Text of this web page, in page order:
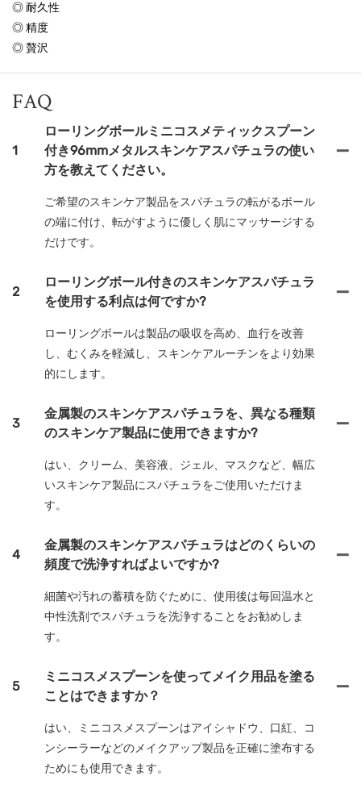
◎ 耐久性
◎ 精度
◎ 贅沢
FAQ
1
ローリングボールミニコスメティックスプーン
付き96mmメタルスキンケアスパチュラの使い
方を教えてください。
ご希望のスキンケア製品をスパチュラの転がるボール
の端に付け、転がすように優しく肌にマッサージする
だけです。
2
ローリングボール付きのスキンケアスパチュラ
を使用する利点は何ですか?
ローリングボールは製品の吸収を高め、血行を改善
し、むくみを軽減し、スキンケアルーチンをより効果
的にします。
3
金属製のスキンケアスパチュラを、異なる種類
のスキンケア製品に使用できますか?
はい、クリーム、美容液、ジェル、マスクなど、幅広
いスキンケア製品にスパチュラをご使用いただけま
す。
4
金属製のスキンケアスパチュラはどのくらいの
頻度で洗浄すればよいですか?
細菌や汚れの蓄積を防ぐために、使用後は毎回温水と
中性洗剤でスパチュラを洗浄することをお勧めしま
す。
5
ミニコスメスプーンを使ってメイク用品を塗る
ことはできますか？
はい、ミニコスメスプーンはアイシャドウ、口紅、コ
ンシーラーなどのメイクアップ製品を正確に塗布する
ためにも使用できます。